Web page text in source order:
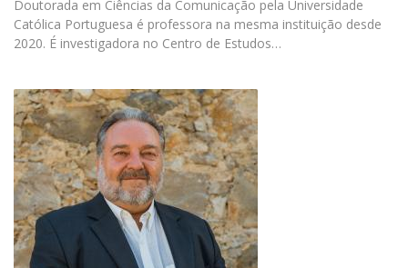
Doutorada em Ciências da Comunicação pela Universidade
Católica Portuguesa é professora na mesma instituição desde
2020. É investigadora no Centro de Estudos…